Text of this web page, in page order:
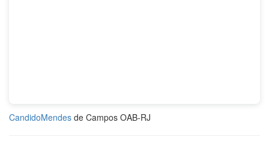
CandidoMendes de Campos OAB-RJ